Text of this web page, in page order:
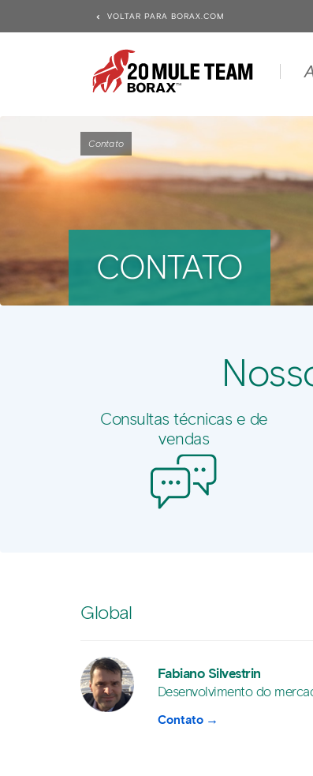
Contato
CONTATO
Consultas técnicas e de
vendas
Global
Fabiano Silvestrin
Desenvolvimento do
Contato
VOLTAR PARA BORAX.COM